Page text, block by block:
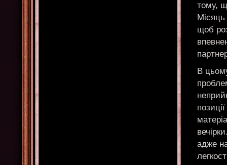
тому,
Місяць
щоб
В
адже